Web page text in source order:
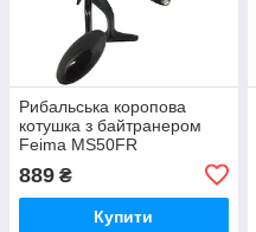
Рибальська коропова
котушка з байтранером
Feima MS50FR
889 ₴
Купити